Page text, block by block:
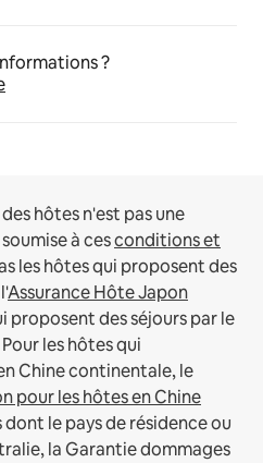
?
hôtes n'est pas une
à cesconditions et
les hôtes qui proposent des
Assurance Hôte Japon
proposent des séjours par le
Pour les hôtes qui
Chine continentale, le
pour les hôtes en Chine
dont le pays de résidence ou
la Garantie dommages